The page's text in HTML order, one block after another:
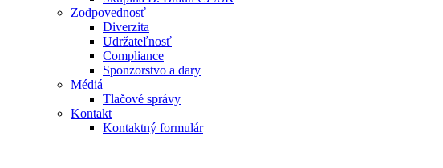
Zodpovednosť
Diverzita
Udržateľnosť
Compliance
Sponzorstvo a dary
Médiá
Tlačové správy
Kontakt
Kontaktný formulár